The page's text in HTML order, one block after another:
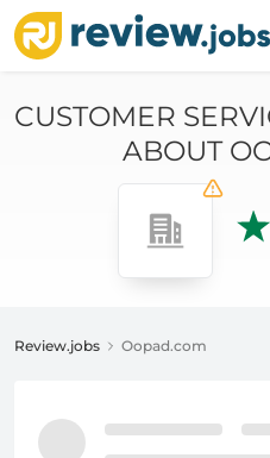
CUSTOMER
ABOUT
Review.jobs Oopad.com